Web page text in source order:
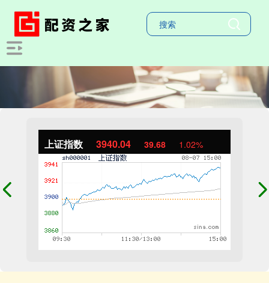
上证指数 3940.04 39.68 1.02%